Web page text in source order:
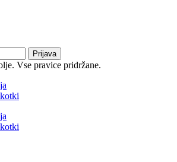
Prijava
Vse pravice pridržane.